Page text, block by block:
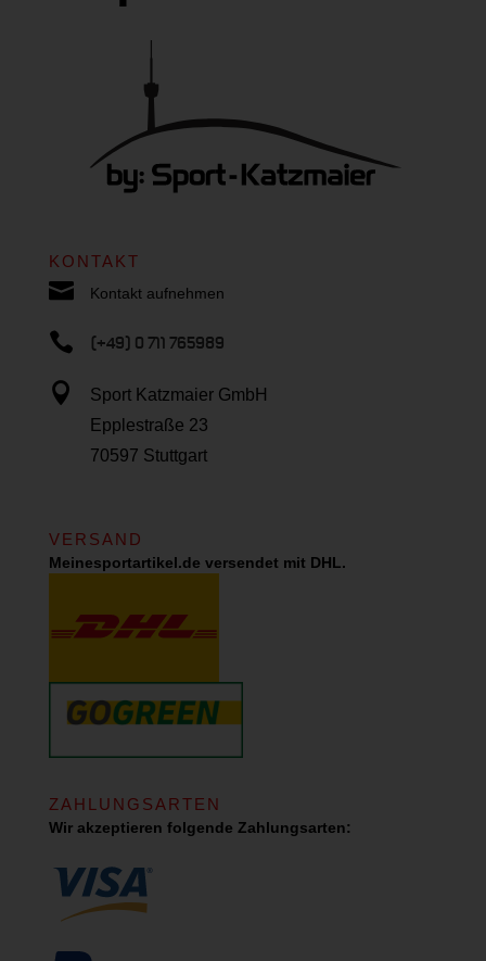
KONTAKT
 Kontakt aufnehmen
 (+49) 0 711 765989

Sport Katzmaier GmbH
Epplestraße 23
70597 Stuttgart
VERSAND
Meinesportartikel.de versendet mit DHL.
ZAHLUNGSARTEN
Wir akzeptieren folgende Zahlungsarten: